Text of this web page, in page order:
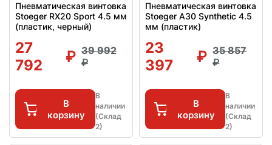
Пневматическая винтовка
Stoeger RX20 Sport 4.5 мм
(пластик, черный)
27
792
39 992
В
корзину
В
наличии
(Склад
2)
Пневматическая винтовка
Stoeger A30 Synthetic 4.5
мм (пластик)
23
397
35 857
В
корзину
В
наличии
(Склад
2)